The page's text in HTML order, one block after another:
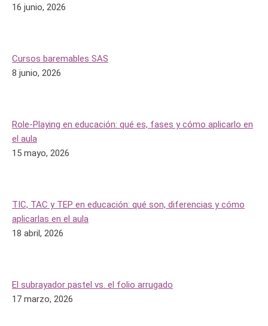
16 junio, 2026
Cursos baremables SAS
8 junio, 2026
Role-Playing en educación: qué es, fases y cómo aplicarlo en
el aula
15 mayo, 2026
TIC, TAC y TEP en educación: qué son, diferencias y cómo
aplicarlas en el aula
18 abril, 2026
El subrayador pastel vs. el folio arrugado
17 marzo, 2026